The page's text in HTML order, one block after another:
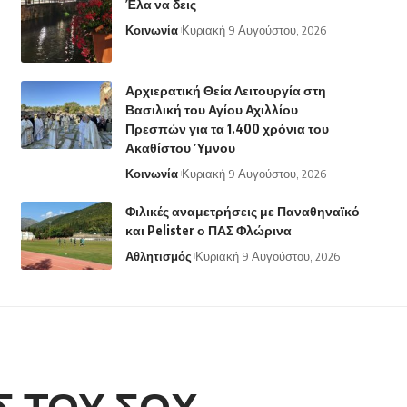
Έλα να δεις
Κοινωνία Κυριακή 9 Αυγούστου, 2026
Αρχιερατική Θεία Λειτουργία στη
Βασιλική του Αγίου Αχιλλίου
Πρεσπών για τα 1.400 χρόνια του
Ακαθίστου Ύμνου
Κοινωνία Κυριακή 9 Αυγούστου, 2026
Φιλικές αναμετρήσεις με Παναθηναϊκό
και Pelister ο ΠΑΣ Φλώρινα
Αθλητισμός Κυριακή 9 Αυγούστου, 2026